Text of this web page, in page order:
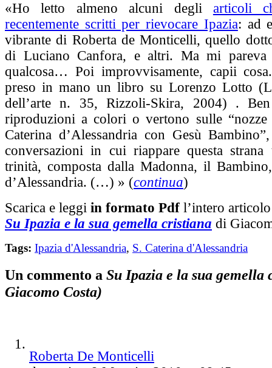
«Ho letto almeno alcuni degli articoli
recentemente scritti per rievocare Ipazia: ad
vibrante di Roberta de Monticelli, quello
di Luciano Canfora, e altri. Ma mi pareva
qualcosa… Poi improvvisamente, capii
preso in mano un libro su Lorenzo Lotto
dell’arte n. 35, Rizzoli-Skira, 2004) .
riproduzioni a colori o vertono sulle
Caterina d’Alessandria con Gesù
conversazioni in cui riappare questa strana
trinità, composta dalla Madonna, il
d’Alessandria. (…) » (continua)
Scarica e leggi in formato Pdf l’intero articolo
Su Ipazia e la sua gemella cristiana di
Tags: Ipazia d'Alessandria, S. Caterina d'Alessandria
Un commento a Su Ipazia e la sua gemella
Giacomo Costa)
Roberta De Monticelli